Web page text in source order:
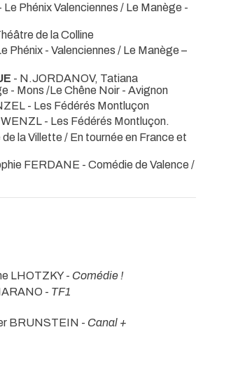
Le Phénix Valenciennes / Le Manège -
de la Colline
Phénix - Valenciennes / Le Manège –
- N.JORDANOV, Tatiana
- Mons /Le Chêne Noir - Avignon
- Les Fédérés Montluçon
- Les Fédérés Montluçon.
de la Villette / En tournée en France et
FERDANE - Comédie de Valence /
LHOTZKY - Comédie !
- TF1
BRUNSTEIN - Canal +